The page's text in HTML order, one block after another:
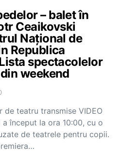
– balet în
Ceaikovski
Național de
Republica
spectacolelor
weekend
teatru transmise VIDEO
început la ora 10:00, cu o
de teatrele pentru copii.